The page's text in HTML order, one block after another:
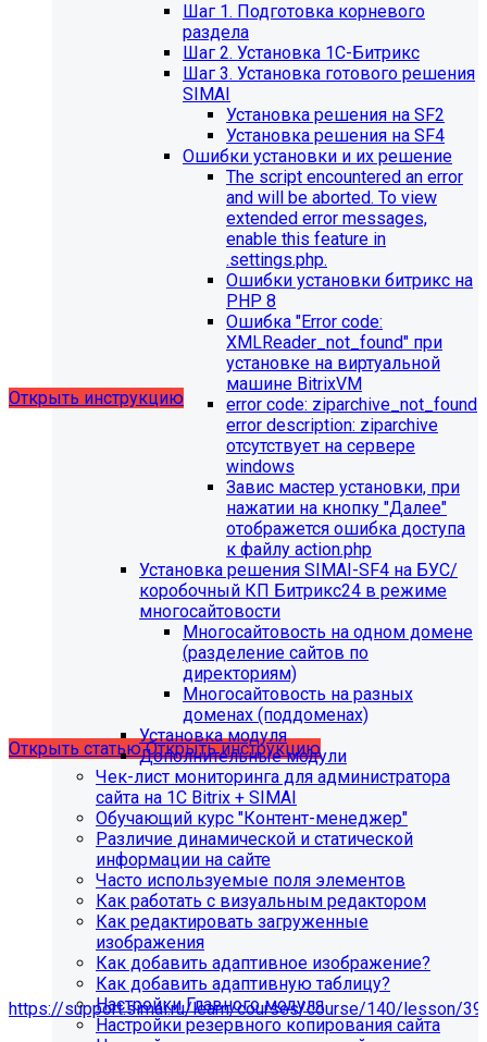
Обновления в разделе
"Педагогический состав"
Для готовых решений, использующих модуль SIMAI-
SF4: Сведения об образовательной организации
выпущено обновление 1.14.11, согласно которому в
разделе "Педагогический состав"
можно разместить документ и скрыть таблицы.
Открыть инструкцию
будет ограничена поддержка продуктов на
PHP версии ниже 8.2.Рекомендуемая версия PHP - 8.4
будет ограничена поддержка продуктов на
MySql версии ниже 8.0.0.Рекомендуемая версия MySql
Открыть статьюОткрыть инструкцию
Мы подготовили чек-лист администратора сайта:
https://support.simai.ru/learn/courses/course/140/lesson/
Шаг 1. Подготовка корневого
раздела
Шаг 2. Установка 1С-Битрикс
Шаг 3. Установка готового решения
SIMAI
Установка решения на SF2
Установка решения на SF4
Ошибки установки и их решение
The script encountered an error
and will be aborted. To view
extended error messages,
enable this feature in
.settings.php.
Ошибки установки битрикс на
PHP 8
Ошибка "Error сode:
XMLReader_not_found" при
установке на виртуальной
машине BitrixVM
error сode: ziparchive_not_found
error description: ziparchive
отсутствует на сервере
windows
Завис мастер установки, при
нажатии на кнопку "Далее"
отображется ошибка доступа
к файлу action.php
Установка решения SIMAI-SF4 на БУС/
коробочный КП Битрикс24 в режиме
многосайтовости
Многосайтовость на одном домене
(разделение сайтов по
директориям)
Многосайтовость на разных
доменах (поддоменах)
Установка модуля
Дополнительные модули
Чек-лист мониторинга для администратора
сайта на 1С Bitrix + SIMAI
Обучающий курс "Контент-менеджер"
Различие динамической и статической
информации на сайте
Часто используемые поля элементов
Как работать с визуальным редактором
Как редактировать загруженные
изображения
Как добавить адаптивное изображение?
Как добавить адаптивную таблицу?
Настройки Главного модуля
Настройки резервного копирования сайта